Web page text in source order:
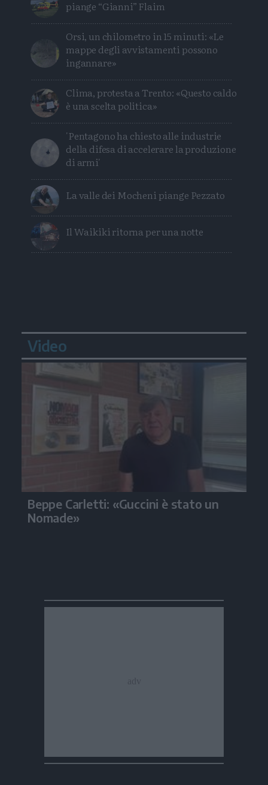
piange “Gianni” Flaim
Orsi, un chilometro in 15 minuti: «Le
mappe degli avvistamenti possono
ingannare»
Clima, protesta a Trento: «Questo caldo
è una scelta politica»
'Pentagono ha chiesto alle industrie
della difesa di accelerare la produzione
di armi'
La valle dei Mocheni piange Pezzato
Il Waikiki ritorna per una notte
Video
Beppe Carletti: «Guccini è stato un
Nomade»